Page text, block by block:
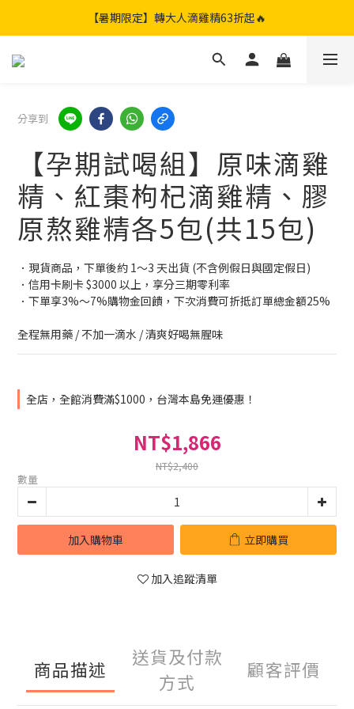
【暑期限定】限定團購組｜加贈兩包滴雞精🎁
【暑期限定】轉大人滴雞精63折起🔥
【暑期限定】康福補粥｜限時71折起🔥
分享到
【孕期試喝組】原味滴雞
精、紅棗枸杞滴雞精、膠
原熬雞精各5包(共15包)
．現貨商品，下單後約 1～3 天出貨 (不含例假日與國定假日)
．信用卡刷卡 $3000 以上，享分三期零利率
．下單享3%～7%購物金回饋，下次消費可折抵訂單總金額25%
全程無用藥 / 不加一滴水 / 清爽好喝無腥味
全店，全館消費滿$1000，台灣本島免運優惠！
NT$1,866
NT$2,400
數量
加入購物車 立即購買
加入追蹤清單
商品描述
送貨及付款
方式
顧客評價